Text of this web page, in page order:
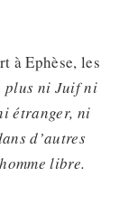
à Ephèse, les
plus ni Juif ni
étranger, ni
d’autres
libre.